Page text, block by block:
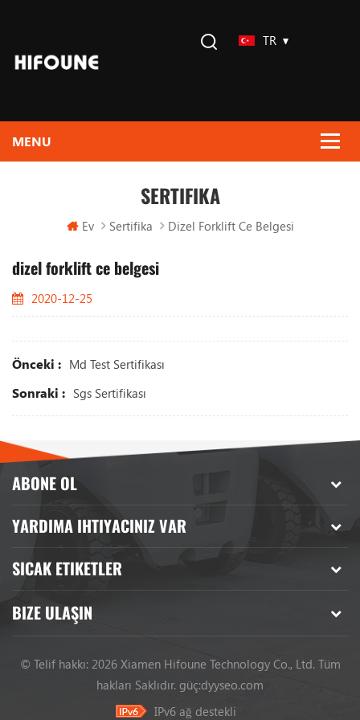
TR
SERTIFIKA
Ev Sertifika Dizel Forklift Ce Belgesi
dizel forklift ce belgesi
2020-12-25
Önceki : Md Test Sertifikası
Sonraki : Sgs Sertifikası
ABONE OL
YARDIMA IHTIYACINIZ VAR
SICAK ETIKETLER
BIZE ULAŞIN
© Telif hakkı: 2026 Xiamen Hifoune Technology Co., Ltd. Tüm
hakları Saklıdır. güç:dyyseo.com
IPv6 ağ destekli